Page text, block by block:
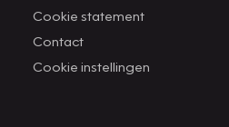
Cookie statement
Contact
Cookie instellingen